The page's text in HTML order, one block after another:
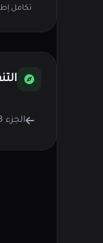
تكامل
الجزء 8: المبيعات وعناصر المبيعات